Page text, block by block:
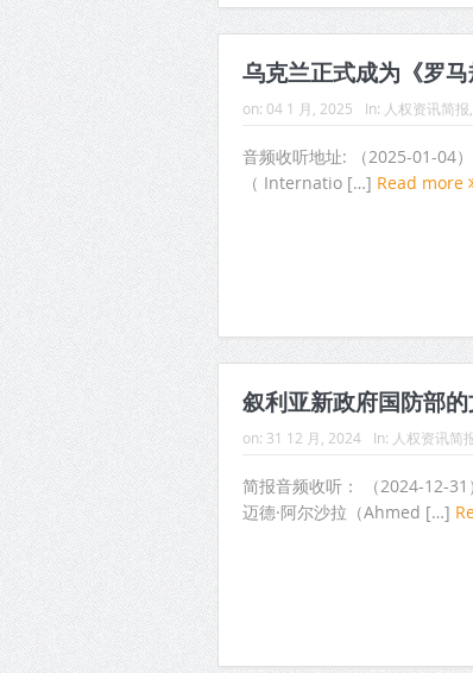
乌克兰正式成为《罗
on: 04 1 月, 2025 In: 人权资讯简报
音频收听地址: （2025-01-04
（ Internatio […] Read more
叙利亚新政府国防部
on: 31 12 月, 2024 In: 人权资讯简
简报音频收听： （2024-12-
迈德·阿尔沙拉（Ahmed […]